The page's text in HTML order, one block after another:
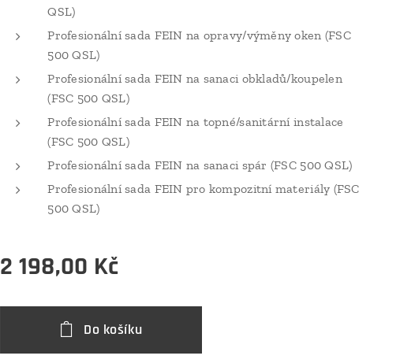
QSL)
Profesionální sada FEIN na opravy/výměny oken (FSC
500 QSL)
Profesionální sada FEIN na sanaci obkladů/koupelen
(FSC 500 QSL)
Profesionální sada FEIN na topné/sanitární instalace
(FSC 500 QSL)
Profesionální sada FEIN na sanaci spár (FSC 500 QSL)
Profesionální sada FEIN pro kompozitní materiály (FSC
500 QSL)
2 198,00 Kč
Do košíku